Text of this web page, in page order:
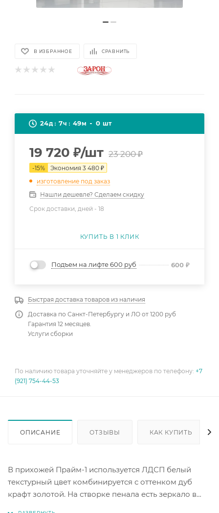
В ИЗБРАННОЕ СРАВНИТЬ
24д 7ч 49м 0 шт
19 720 ₽/шт 23 200₽
-15% Экономия 3 480 ₽
изготовление под заказ
Нашли дешевле? Сделаем скидку
Срок доставки, дней - 18
КУПИТЬ В 1 КЛИК
Подъем на лифте 600 руб 600 ₽
Быстрая доставка товаров из наличия
Доставка по Санкт-Петербургу и ЛО от 1200 руб
Гарантия 12 месяцев.
Услуги сборки
По наличию товара уточняйте у менеджеров по телефону: +7
(921) 754-44-53
ОПИСАНИЕ ОТЗЫВЫ КАК КУПИТЬ
В прихожей Прайм-1 используется ЛДСП белый
текстурный цвет комбинируется с оттенком дуб
крафт золотой. На створке пенала есть зеркало в